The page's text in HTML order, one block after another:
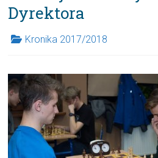
Dyrektora
Kronika 2017/2018